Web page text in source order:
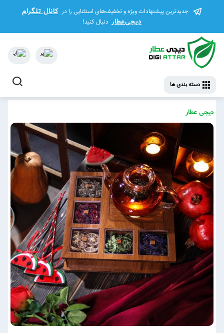
جدیدترین پیشنهادات ویژه و تخفیف‌های استثنایی را در کانال تلگرام
دیجی‌عطار دنبال کنید!
دسته بندی ها
دیجی عطار